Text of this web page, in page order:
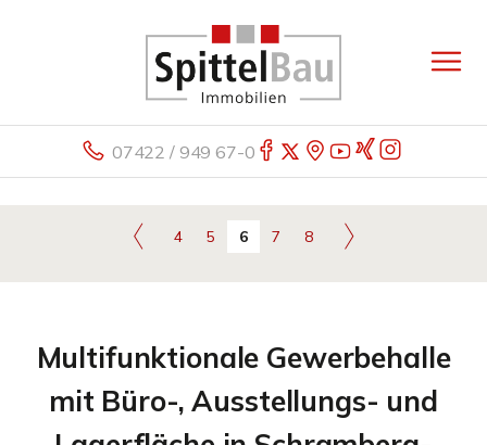
07422 / 949 67-0
4 5 6 7 8
Multifunktionale Gewerbehalle
mit Büro-, Ausstellungs- und